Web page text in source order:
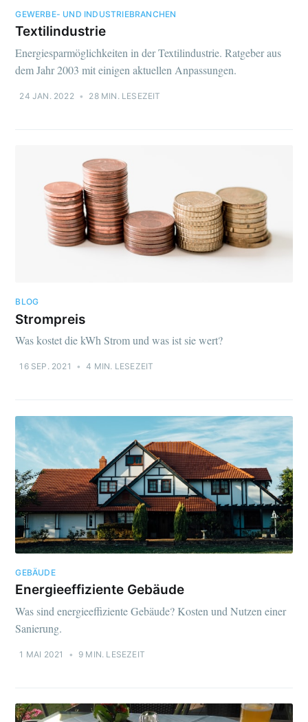
GEWERBE- UND INDUSTRIEBRANCHEN
Textilindustrie
Energiesparmöglichkeiten in der Textilindustrie. Ratgeber aus
dem Jahr 2003 mit einigen aktuellen Anpassungen.
24 JAN. 2022 • 28 MIN. LESEZEIT
BLOG
Strompreis
Was kostet die kWh Strom und was ist sie wert?
16 SEP. 2021 • 4 MIN. LESEZEIT
GEBÄUDE
Energieeffiziente Gebäude
Was sind energieeffiziente Gebäude? Kosten und Nutzen einer
Sanierung.
1 MAI 2021 • 9 MIN. LESEZEIT